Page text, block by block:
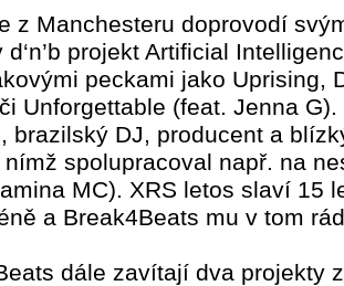
z Manchesteru doprovodí
projekt Artificial
peckami jako Uprising,
Unforgettable (feat. Jenna
brazilský DJ, producent a
spolupracoval např. na
MC). XRS letos slaví 15
a Break4Beats mu v tom
dále zavítají dva projekty